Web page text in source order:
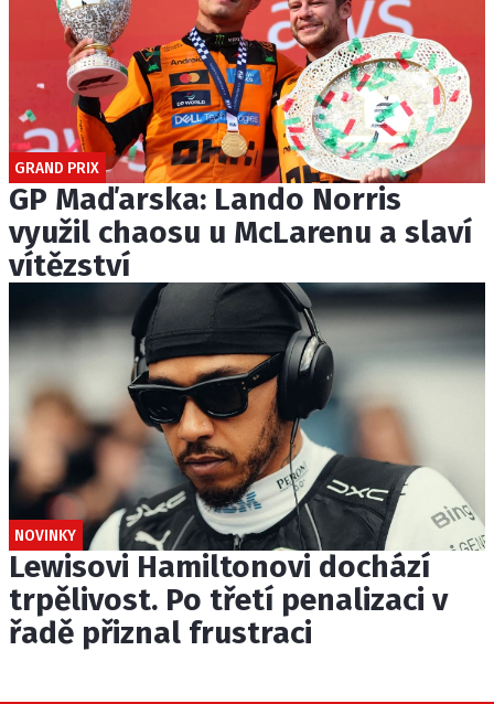
GRAND PRIX
GP Maďarska: Lando Norris
využil chaosu u McLarenu a slaví
vítězství
NOVINKY
Lewisovi Hamiltonovi dochází
trpělivost. Po třetí penalizaci v
řadě přiznal frustraci